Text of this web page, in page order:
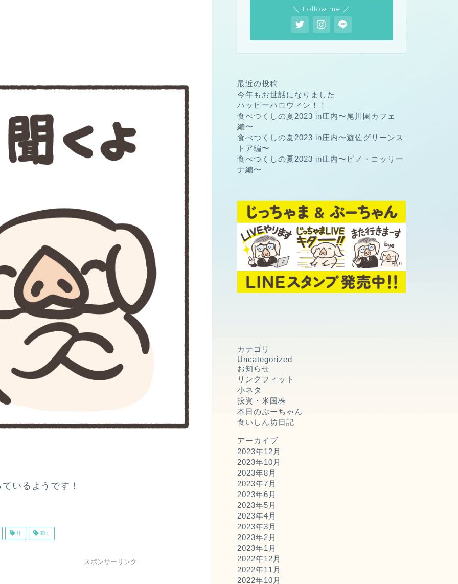
いるようです！
耳 聞く
スポンサーリンク
＼ Follow me ／
最近の投稿
今年もお世話になりました
ハッピーハロウィン！！
食べつくしの夏2023 in庄内〜尾川園カフェ
編〜
食べつくしの夏2023 in庄内〜遊佐グリーンス
トア編〜
食べつくしの夏2023 in庄内〜ピノ・コッリー
ナ編〜
カテゴリ
Uncategorized
お知らせ
リングフィット
小ネタ
投資・米国株
本日のぷーちゃん
食いしん坊日記
アーカイブ
2023年12月
2023年10月
2023年8月
2023年7月
2023年6月
2023年5月
2023年4月
2023年3月
2023年2月
2023年1月
2022年12月
2022年11月
2022年10月